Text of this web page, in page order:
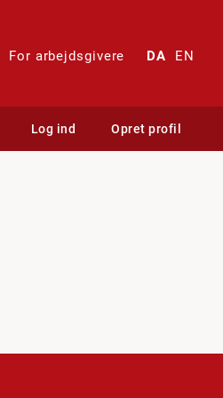
For arbejdsgivere DA EN
Log ind Opret profil